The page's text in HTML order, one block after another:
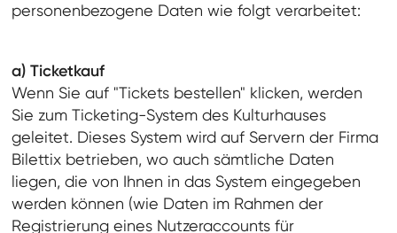
personenbezogene Daten wie folgt verarbeitet:
a) Ticketkauf
Wenn Sie auf "Tickets bestellen" klicken, werden
Sie zum Ticketing-System des Kulturhauses
geleitet. Dieses System wird auf Servern der Firma
Bilettix betrieben, wo auch sämtliche Daten
liegen, die von Ihnen in das System eingegeben
werden können (wie Daten im Rahmen der
Registrierung eines Nutzeraccounts für